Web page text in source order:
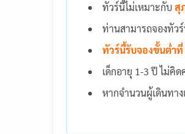
ทัวร์นี้ไม่เหมาะกับสุ
ท่านสามารถจองทัว
ทัวร์นี้รับจองขั้นต่ำ
เด็กอายุ 1-3 ปี ไม่คิด
หากจำนวนผู้เดินทา